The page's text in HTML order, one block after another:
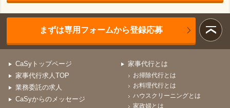
まずは専用フォームから登録応募
CaSyトップページ
家事代行求人TOP
業務委託の求人
CaSyからのメッセージ
家事代行とは
お掃除代行とは
お料理代行とは
ハウスクリーニングとは
家政婦とは